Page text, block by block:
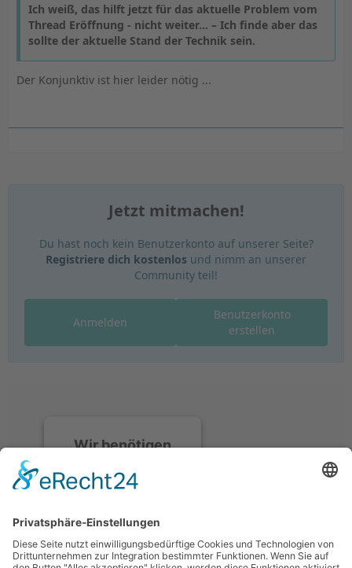
Ich weiß, das hilft jetzt für das aktuelle Problem vom
Thread Eröffnung - nicht weiter… – Ich finde aber das
sollte der aktuelle Stand der Technik sein.
Der Konjunktiv ist hier leider nötig ...
Jetzt mitmachen!
Du hast noch kein Benutzerkonto auf unserer Seite?
Registriere dich kostenlos und nimm an unserer
Community teil!
Benutzerkonto
erstellen
Anmelden
Wir benötigen
Zustimmung, um
Service zu laden!
Wir verwenden
Discord, um Inhalte